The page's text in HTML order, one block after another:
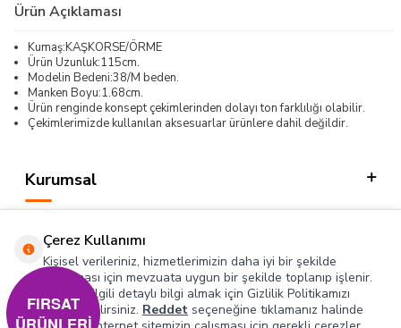
Ürün Açıklaması
Kumaş:KAŞKORSE/ÖRME
Ürün Uzunluk:115cm.
Modelin Bedeni:38/M beden.
Manken Boyu:1.68cm.
Ürün renginde konsept çekimlerinden dolayı ton farklılığı olabilir.
Çekimlerimizde kullanılan aksesuarlar ürünlere dahil değildir.
Kurumsal
Hızlı Erişim
Sosyal
Çerez Kullanımı
Kişisel verileriniz, hizmetlerimizin daha iyi bir şekilde
sunulması için mevzuata uygun bir şekilde toplanıp işlenir.
Konuyla ilgili detaylı bilgi almak için Gizlilik Politikamızı
inceleyebilirsiniz. Reddet seçeneğine tıklamanız halinde
FIRSAT
ÜRÜNLERİ